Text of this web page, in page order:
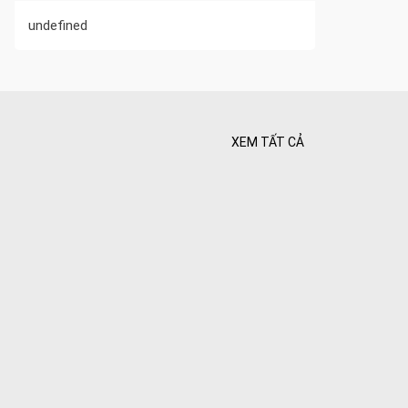
undefined
XEM TẤT CẢ